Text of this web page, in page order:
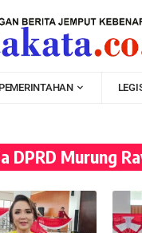
PEMERINTAHAN
DPRD Murung